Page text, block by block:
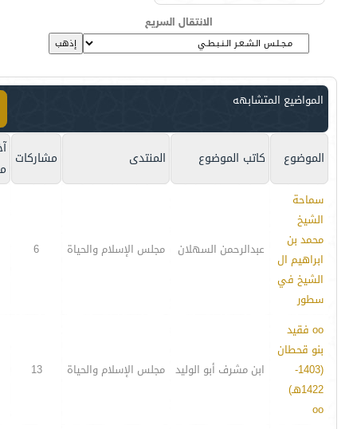
الانتقال السريع
المواضيع المتشابهه
الموضوع كاتب الموضوع المنتدى مشاركات
سماحة
الشيخ
محمد بن
ابراهيم ال
الشيخ في
سطور
عبدالرحمن السهلان مجلس الإسلام والحياة 6
oo فقيد
بنو قحطان
(1403-
1422هـ)
oo
ابن مشرف أبو الوليد مجلس الإسلام والحياة 13